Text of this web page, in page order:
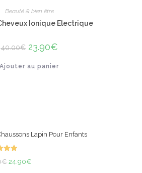
Beauté & bien être
Ionique Electrique
40.00€ Le
prix
était :
23.90€Le
est :
Ajouter au panier
Lapin Pour Enfants
€ Le
24.90€